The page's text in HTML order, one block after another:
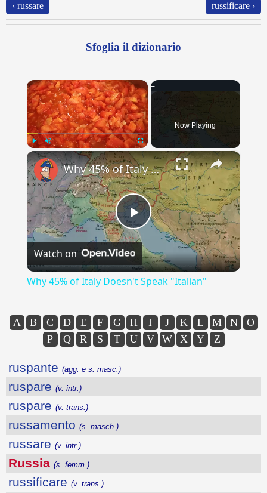
‹ russare russificare ›
Sfoglia il dizionario
×
Play Unmute Fullscreen
Now Playing
×
Play
Video
Why 45% of Italy Doesn't Speak "Italian"
Watch on
Why 45% of Italy Doesn't Speak "Italian"
A B C D E F G H I J K L M N
O
P
Q R S T U V W X Y Z
ruspante (agg. e s. masc.)
ruspare (v. intr.)
ruspare (v. trans.)
russamento (s. masch.)
russare (v. intr.)
Russia (s. femm.)
russificare (v. trans.)